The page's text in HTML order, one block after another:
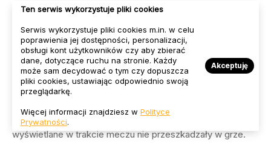
przełączanie kursora w przypadku nisko unoszących się
Globalne ulepszenia
PlayStation®5, PlayStation®4, Xbox Series X|S, Xbox One,
Windows , Steam®
・ Wprowadzono poprawki, aby statystyki meczu i zmiany
wyświetlane w trakcie meczu nie przeszkadzały w grze.
Ten serwis wykorzystuje pliki cookies
Serwis wykorzystuje pliki cookies m.in. w celu
poprawienia jej dostępności, personalizacji,
obsługi kont użytkowników czy aby zbierać
dane, dotyczące ruchu na stronie. Każdy
może sam decydować o tym czy dopuszcza
pliki cookies, ustawiając odpowiednio swoją
przeglądarkę.
Więcej informacji znajdziesz w Polityce
Prywatności.
Akceptuję